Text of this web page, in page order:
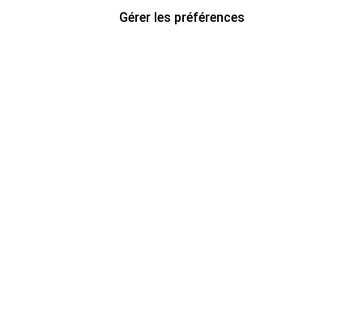
Gérer les préférences